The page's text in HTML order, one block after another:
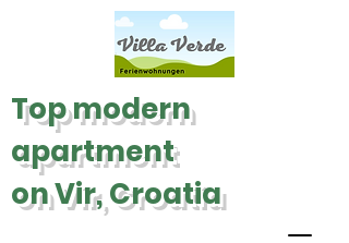
Top modern
apartment
on Vir, Croatia